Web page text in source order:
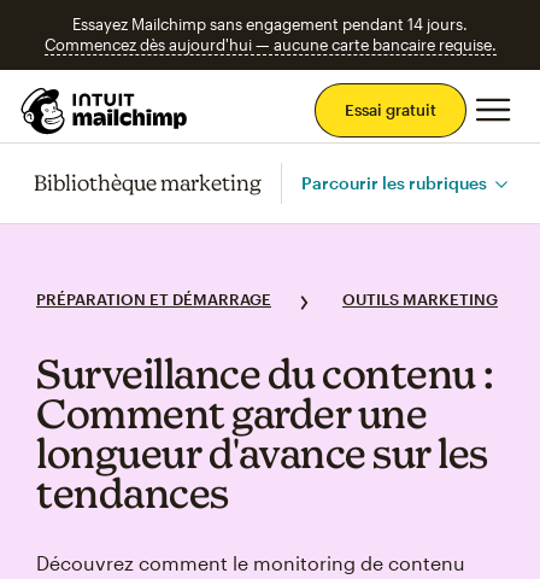
Essayez Mailchimp sans engagement pendant 14 jours.
Commencez dès aujourd'hui — aucune carte bancaire requise.
Essai gratuit
Bibliothèque marketing Parcourir les rubriques
PRÉPARATION ET DÉMARRAGE OUTILS MARKETING
Surveillance du contenu :
Comment garder une
longueur d'avance sur les
tendances
Découvrez comment le monitoring de contenu